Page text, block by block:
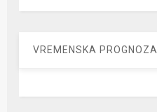
VREMENSKA PROGNOZA